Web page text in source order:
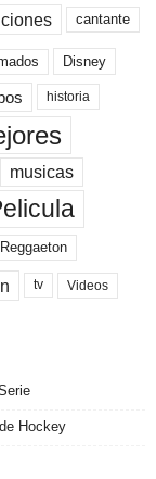
cantante
Disney
historia
musicas
Reggaeton
tv Videos
Hockey